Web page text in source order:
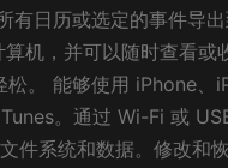
日历或选定的事件导
机，并可以随时查看
。 能够使用 iPhone
。通过 Wi-Fi 或
件系统和数据。修改和